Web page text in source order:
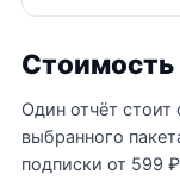
Стоимость
Один отчёт
выбранного
подписки от 599